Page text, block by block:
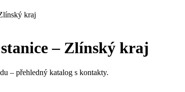
kraj
– Zlínský kraj
– přehledný katalog s kontakty.